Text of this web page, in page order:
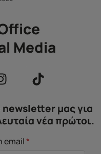
Media
newsletter μας για
νέα πρώτοι.
email*